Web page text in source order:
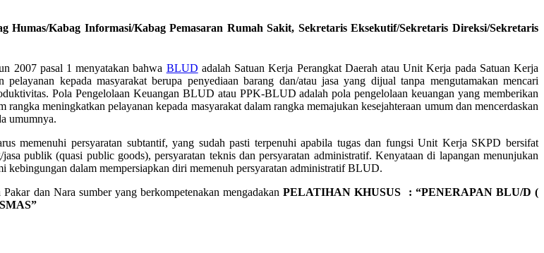
Kabag Informasi/Kabag Pemasaran Rumah Sakit, Sekretaris Eksekutif/Sekretaris Direksi/Sekretaris
2007 pasal 1 menyatakan bahwa BLUD adalah Satuan Kerja Perangkat Daerah atau Unit Kerja pada Satuan Kerja
kepada masyarakat berupa penyediaan barang dan/atau jasa yang dijual tanpa mengutamakan mencari
Pola Pengelolaan Keuangan BLUD atau PPK-BLUD adalah pola pengelolaan keuangan yang memberikan
meningkatkan pelayanan kepada masyarakat dalam rangka memajukan kesejahteraan umum dan mencerdaskan
umumnya.
memenuhi persyaratan subtantif, yang sudah pasti terpenuhi apabila tugas dan fungsi Unit Kerja SKPD bersifat
publik (quasi public goods), persyaratan teknis dan persyaratan administratif. Kenyataan di lapangan menunjukan
dalam mempersiapkan diri memenuh persyaratan administratif BLUD.
Pakar dan Nara sumber yang berkompetenakan mengadakanPELATIHAN KHUSUS : “PENERAPAN BLU/D (